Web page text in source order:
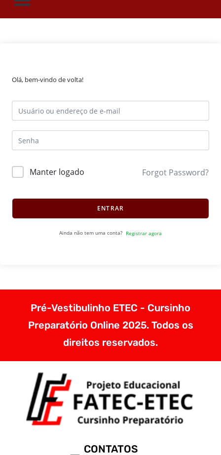
Olá, bem-vindo de volta!
Manter logado Forgot Password?
ENTRAR
Ainda não tem uma conta? Registrar agora
Pré-Vestibulinho ETEC - Cursinho
Preparatório Online 2025. Todos os
direitos reservados.
CONTATOS